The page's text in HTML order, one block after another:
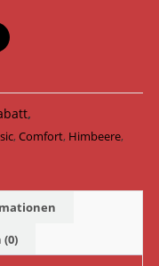
,
,Comfort, Himbeere,
(0)